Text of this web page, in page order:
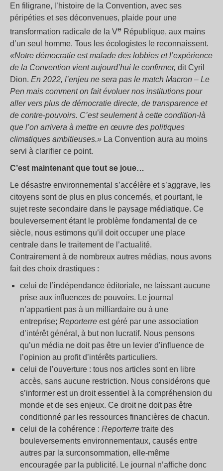
En filigrane, l’histoire de la Convention, avec ses
péripéties et ses déconvenues, plaide pour une
transformation radicale de la Ve République, aux mains
d’un seul homme. Tous les écologistes le reconnaissent.
«Notre démocratie est malade des lobbies et l’expérience
de la Convention vient aujourd’hui le confirmer, dit Cyril
Dion. En 2022, l’enjeu ne sera pas le match Macron – Le
Pen mais comment on fait évoluer nos institutions pour
aller vers plus de démocratie directe, de transparence et
de contre-pouvoirs. C’est seulement à cette condition-là
que l’on arrivera à mettre en œuvre des politiques
climatiques ambitieuses.» La Convention aura au moins
servi à clarifier ce point.
C’est maintenant que tout se joue…
Le désastre environnemental s’accélère et s’aggrave, les
citoyens sont de plus en plus concernés, et pourtant, le
sujet reste secondaire dans le paysage médiatique. Ce
bouleversement étant le problème fondamental de ce
siècle, nous estimons qu’il doit occuper une place
centrale dans le traitement de l’actualité.
Contrairement à de nombreux autres médias, nous avons
fait des choix drastiques :
celui de l’indépendance éditoriale, ne laissant aucune
prise aux influences de pouvoirs. Le journal
n’appartient pas à un milliardaire ou à une
entreprise; Reporterre est géré par une association
d’intérêt général, à but non lucratif. Nous pensons
qu’un média ne doit pas être un levier d’influence de
l’opinion au profit d’intérêts particuliers.
celui de l’ouverture : tous nos articles sont en libre
accès, sans aucune restriction. Nous considérons que
s’informer est un droit essentiel à la compréhension du
monde et de ses enjeux. Ce droit ne doit pas être
conditionné par les ressources financières de chacun.
celui de la cohérence : Reporterre traite des
bouleversements environnementaux, causés entre
autres par la surconsommation, elle-même
encouragée par la publicité. Le journal n’affiche donc